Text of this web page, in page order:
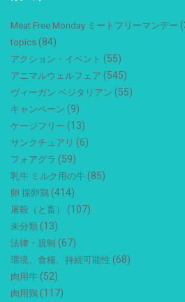
Meat Free Monday ミートフリーマンデー
topics (84)
アクション・イベント (55)
アニマルウェルフェア (545)
ヴィーガン ベジタリアン (55)
キャンペーン (9)
ケージフリー (13)
サンクチュアリ (6)
フォアグラ (59)
乳牛 ミルク用の牛 (85)
卵 採卵鶏 (414)
屠殺（と畜） (107)
未分類 (13)
法律・規制 (67)
環境、食糧、持続可能性 (68)
肉用牛 (52)
肉用鶏 (117)